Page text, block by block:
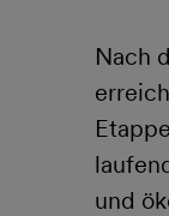
Nach
und